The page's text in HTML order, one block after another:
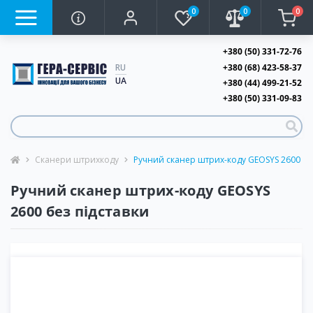
0 0 0
RU
UA
+380 (50) 331-72-76
+380 (68) 423-58-37
+380 (44) 499-21-52
+380 (50) 331-09-83
Сканери штрихкоду Ручний сканер штрих-коду GEOSYS 2600
Ручний сканер штрих-коду GEOSYS
2600 без підставки